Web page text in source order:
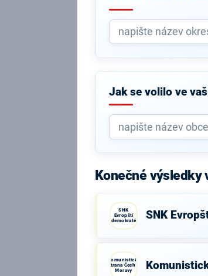
Jak se volilo ve
Konečné výsledky
SNK
Evropští
demokraté
SNK
Komunistická
strana Čech a
Moravy